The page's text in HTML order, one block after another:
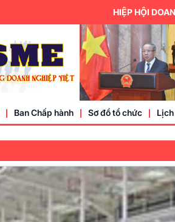
HIỆP HỘI DOANH NGHIỆP
Ban Chấp hành Sơ đồ tổ chức